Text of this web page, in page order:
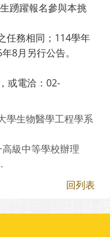
踴躍報名參與本挑
任務相同；114學年
8月另行公告。
或電洽：02-
學生物醫學工程學系
級中等學校辦理
回列表